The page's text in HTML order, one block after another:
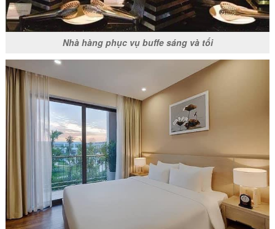
Nhà hàng phục vụ buffe sáng và tối